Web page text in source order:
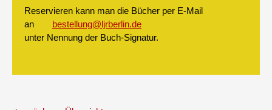
Reservieren kann man die Bücher per E-Mail
an
bestellung@ljrberlin.de
unter Nennung der Buch-Signatur.